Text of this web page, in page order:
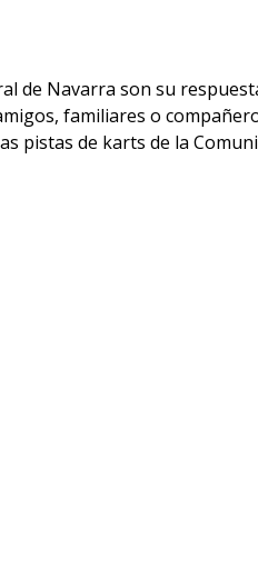
de Navarra son su
familiares o
pistas de karts de la